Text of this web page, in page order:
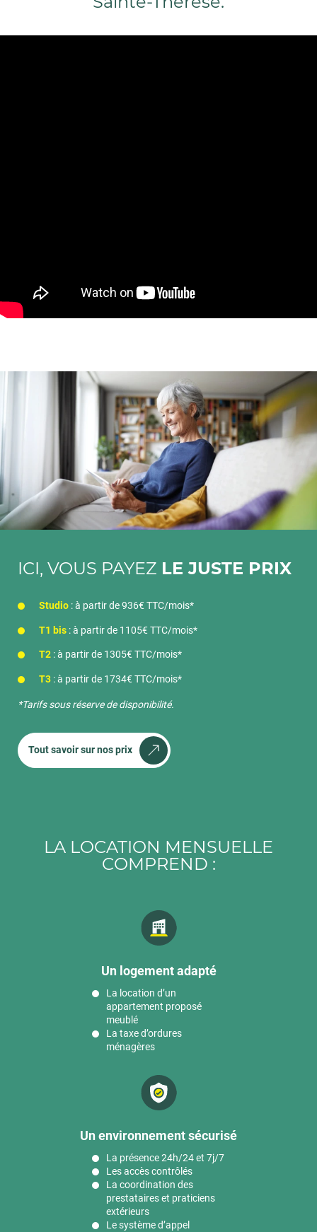
ICI, VOUS PAYEZ LE JUSTE PRIX
Studio : à partir de 936€ TTC/mois*
T1 bis : à partir de 1105€ TTC/mois*
T2 : à partir de 1305€ TTC/mois*
T3 : à partir de 1734€ TTC/mois*
*Tarifs sous réserve de disponibilité.
Tout savoir sur nos prix
LA LOCATION MENSUELLE
COMPREND :
Un logement adapté
La location d’un
appartement proposé
meublé
La taxe d’ordures
ménagères
Un environnement sécurisé
La présence 24h/24 et 7j/7
Les accès contrôlés
La coordination des
prestataires et praticiens
extérieurs
Le système d’appel